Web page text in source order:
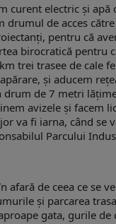
curent electric şi apă
drumul de acces
pentru că
birocratică pentru
trei trasee de cale
şi aducem
drum de 7 metri
avizele şi facem
va fi iarna, când se
Parcului
afară de ceea ce se
şi parcarea
gata, gurile de